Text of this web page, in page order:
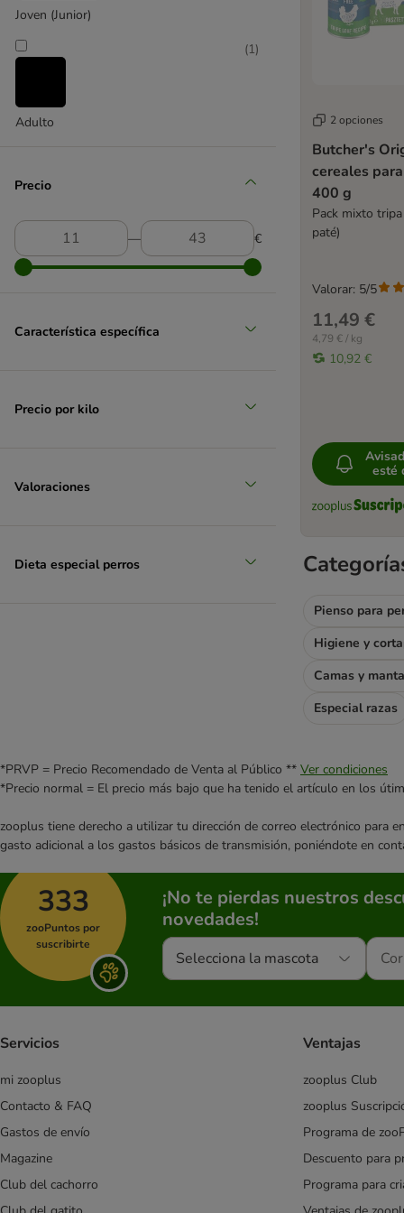
Barking Heads
Belcando
Brit
Burns
Calibra
Calibra Veterinary Diet comida húmeda
Caniland
Concept for Life Veterinary Diet
DIBO
Doggy Dog
Fitmin
Hardys
Hill's Prescription Diet
Hill's Science Plan
Integra Protect
JosiDog
Lily's Kitchen
Lov&Ed
Lucky Jim
MAC's Vetcare
MjAMjAM
Natural Trainer
Nature's Variety
Pan Mięsko
Pedigree
Joven (Junior)
Adulto
(1)
Precio
― €
Característica específica
Precio por kilo
Valoraciones
Dieta especial perros
2 opciones
Butcher's
cereales
400 g
Pack mixto
paté)
11,49 €
4,79 € / kg
10,92 €
Valorar: 5/5
esté
Pienso para
Higiene y
Camas y
Especial razas
*PRVP = Precio Recomendado de Venta al Público ** Ver condiciones
*Precio normal = El precio más bajo que ha tenido el artículo en los
zooplus tiene derecho a utilizar tu dirección de correo electrónico para
gasto adicional a los gastos básicos de transmisión, poniéndote en
333
zooPuntos por
suscribirte
¡No te pierdas nuestros
novedades!
Selecciona la mascota
Servicios
mi zooplus
Contacto & FAQ
Gastos de envío
Magazine
Club del cachorro
Ventajas
zooplus Club
zooplus
Programa de
Descuento para
Programa para